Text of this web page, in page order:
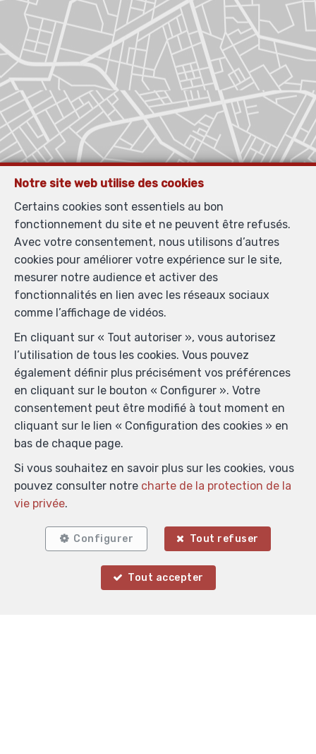
Localiser sur la carte
Notre site web utilise des cookies
Certains cookies sont essentiels au bon
fonctionnement du site et ne peuvent être refusés.
Avec votre consentement, nous utilisons d’autres
cookies pour améliorer votre expérience sur le site,
mesurer notre audience et activer des
fonctionnalités en lien avec les réseaux sociaux
comme l’affichage de vidéos.
En cliquant sur « Tout autoriser », vous autorisez
l’utilisation de tous les cookies. Vous pouvez
également définir plus précisément vos préférences
en cliquant sur le bouton « Configurer ». Votre
consentement peut être modifié à tout moment en
cliquant sur le lien « Configuration des cookies » en
bas de chaque page.
Si vous souhaitez en savoir plus sur les cookies, vous
pouvez consulter notre charte de la protection de la
vie privée.
Configurer Tout refuser
Tout accepter